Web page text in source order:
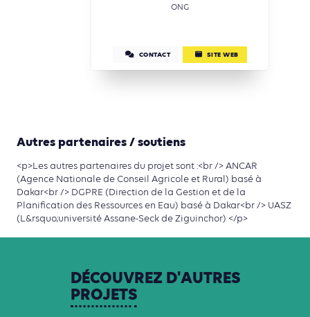
ONG
CONTACT SITE WEB
Autres partenaires / soutiens
<p>Les autres partenaires du projet sont :<br /> ANCAR
(Agence Nationale de Conseil Agricole et Rural) basé à
Dakar<br /> DGPRE (Direction de la Gestion et de la
Planification des Ressources en Eau) basé à Dakar<br /> UASZ
(L&rsquo;université Assane-Seck de Ziguinchor) </p>
DÉCOUVREZ D'AUTRES
PROJETS